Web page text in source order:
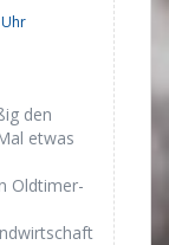
den
etwas
Oldtimer-